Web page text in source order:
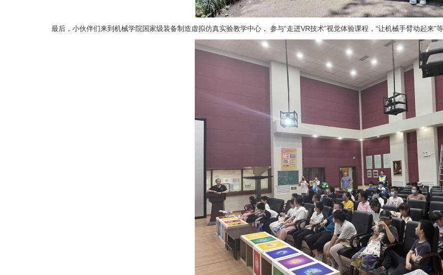
最后，小伙伴们来到机械学院国家级装备制造虚拟仿真实验教学中心， 参与“走进VR技术”视觉体验课程，“让机械手臂动起来”